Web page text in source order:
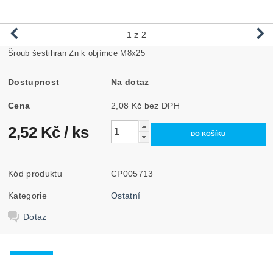
1 z 2
Šroub šestihran Zn k objímce M8x25
Dostupnost Na dotaz
Cena 2,08 Kč bez DPH
2,52 Kč/ ks
Kód produktu CP005713
Kategorie Ostatní
Dotaz